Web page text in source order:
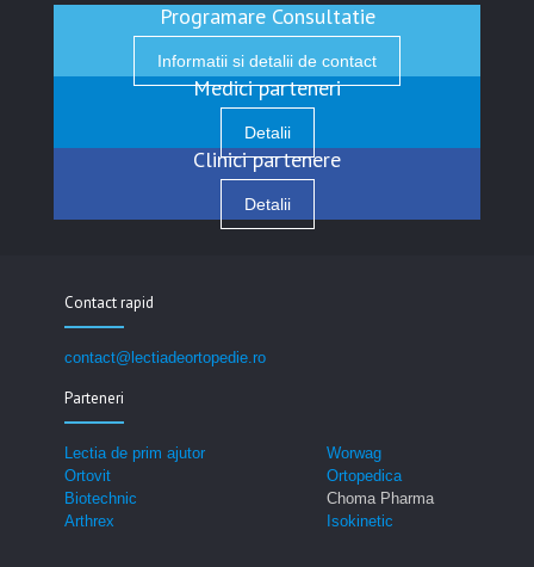
Programare Consultatie
Informatii si detalii de contact
Medici parteneri
Detalii
Clinici partenere
Detalii
Contact rapid
contact@lectiadeortopedie.ro
Parteneri
Lectia de prim ajutor
Worwag
Ortovit
Ortopedica
Biotechnic
Choma Pharma
Arthrex
Isokinetic